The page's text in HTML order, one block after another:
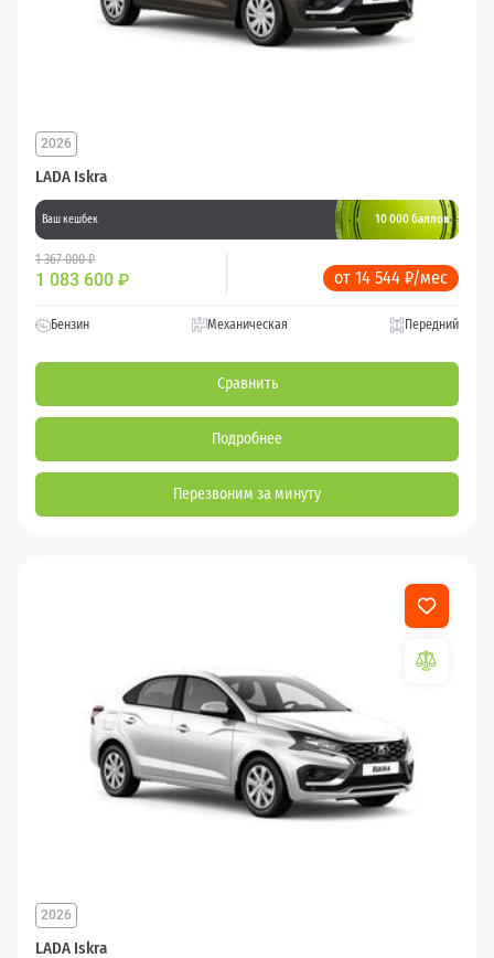
LADA Iskra
2026
Ваш кешбек 10 000 баллов
1 367 000 ₽
1 083 600 ₽ от 14 544 ₽/мес
Бензин Механическая Передний
Сравнить
Подробнее
Перезвоним за минуту
LADA Iskra
2026